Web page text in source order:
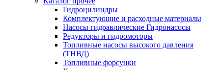
Гидроцилиндры
Комплектующие и расходные материалы
Насосы гидравлические Гидронасосы
Редукторы и гидромоторы
Топливные насосы высокого давления
(ТНВД)
Топливные форсунки